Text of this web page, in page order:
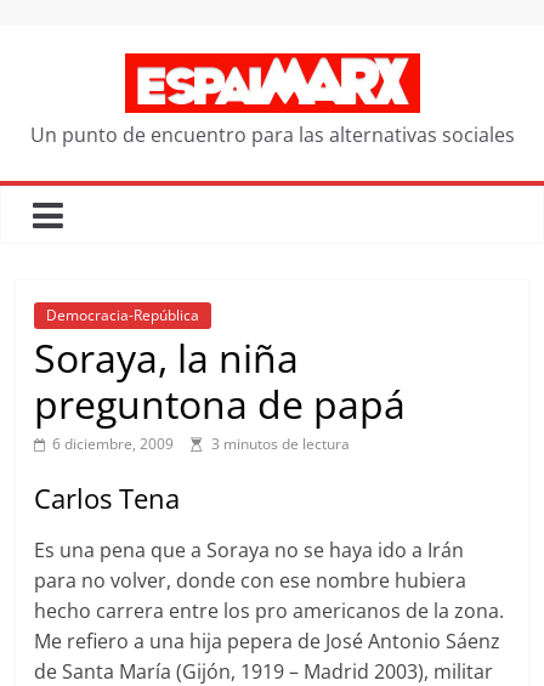
Un punto de encuentro para las alternativas sociales
Democracia-República
Soraya, la niña
preguntona de papá
6 diciembre, 2009 3 minutos de lectura
Carlos Tena
Es una pena que a Soraya no se haya ido a Irán
para no volver, donde con ese nombre hubiera
hecho carrera entre los pro americanos de la zona.
Me refiero a una hija pepera de José Antonio Sáenz
de Santa María (Gijón, 1919 – Madrid 2003), militar